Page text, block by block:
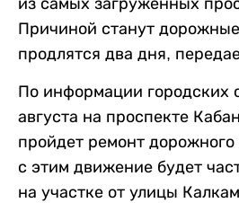
из самых загруженных
Причиной станут
продлятся два дня,
По информации городских
августа на проспекте
пройдет ремонт
с этим движение будет
на участке от улицы